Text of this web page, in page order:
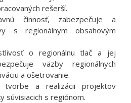
rešerší.
činnosť, zabezpečuje a
s regionálnym obsahovým
o regionálnu tlač a jej
väzby regionálnych
a ošetrovanie.
a realizácii projektov
súvisiacich s regiónom.